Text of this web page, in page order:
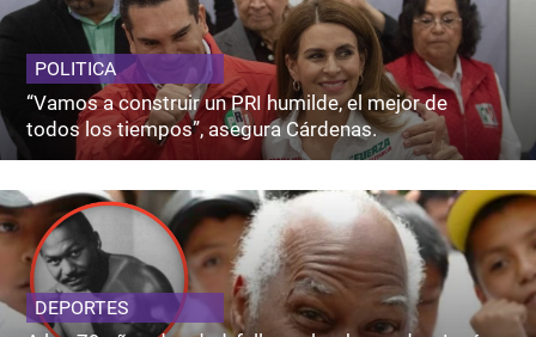
POLITICA
“Vamos a construir un PRI humilde, el mejor de
todos los tiempos”, asegura Cárdenas.
DEPORTES